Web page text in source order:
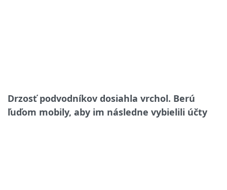
Drzosť podvodníkov dosiahla vrchol. Berú
ľuďom mobily, aby im následne vybielili účty